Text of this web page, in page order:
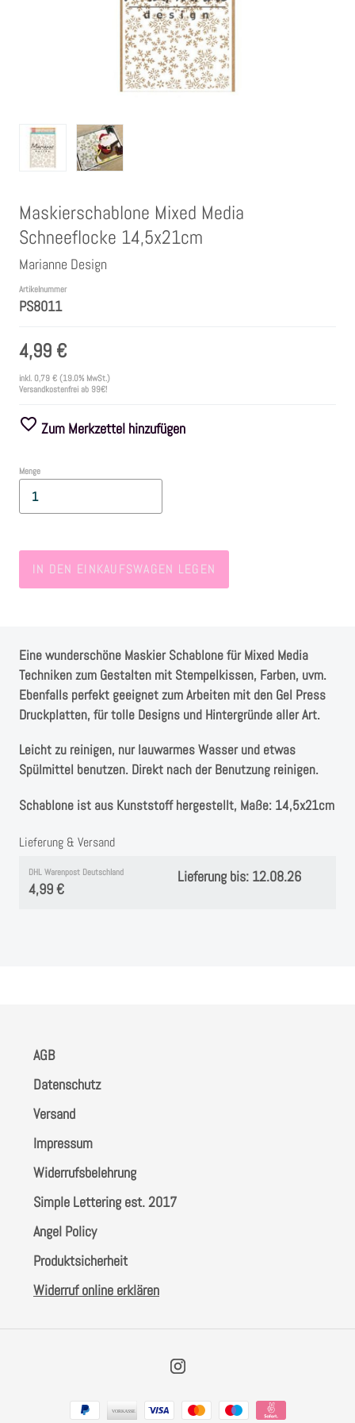
Embossing Pulver WOW
Kartendeko Embellishments
Präge-, Universal- Maskierschablonen
Papiere
Bänder & Garn
Siegelwachs /Papierschöpfen
Farben
Herbst
SALE
Instagram
Kranzliebe
Maskierschablone Mixed Media
Schneeflocke 14,5x21cm
Marianne Design
Artikelnummer
PS8011
4,99 €
inkl. 0,79 € (19.0% MwSt.)
Versandkostenfrei ab 99€!
Zum Merkzettel hinzufügen
Menge
IN DEN EINKAUFSWAGEN LEGEN
Eine wunderschöne Maskier Schablone für Mixed Media
Techniken zum Gestalten mit Stempelkissen, Farben, uvm.
Ebenfalls perfekt geeignet zum Arbeiten mit den Gel Press
Druckplatten, für tolle Designs und Hintergründe aller Art.
Leicht zu reinigen, nur lauwarmes Wasser und etwas
Spülmittel benutzen. Direkt nach der Benutzung reinigen.
Schablone ist aus Kunststoff hergestellt, Maße: 14,5x21cm
Lieferung & Versand
DHL Warenpost Deutschland
4,99 €
Lieferung bis: 12.08.26
AGB
Datenschutz
Versand
Impressum
Widerrufsbelehrung
Simple Lettering est. 2017
Angel Policy
Produktsicherheit
Widerruf online erklären
Zahlungsarten